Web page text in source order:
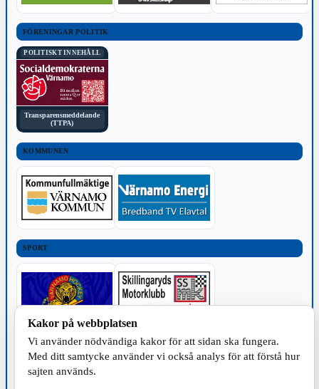
FÖRENINGAR POLITIK
POLITISKT INNEHÅLL
Transparensmeddelande
(TTPA)
KOMMUNEN
SPORT
TILLVERKNING
Kakor på webbplatsen
Vi använder nödvändiga kakor för att sidan ska fungera.
Med ditt samtycke använder vi också analys för att förstå hur
sajten används.